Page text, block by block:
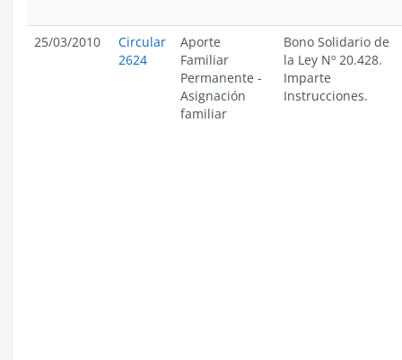
25/03/2010
Circular
2624
Aporte
Familiar
Permanente -
Asignación
familiar
Bono Solidario de
la Ley Nº 20.428.
Imparte
Instrucciones.